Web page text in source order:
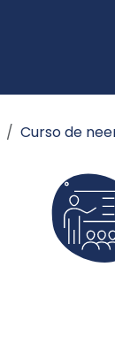
Curso de